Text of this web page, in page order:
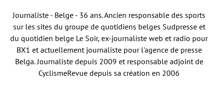
Journaliste - Belge - 36 ans. Ancien responsable des sports
sur les sites du groupe de quotidiens belges Sudpresse et
du quotidien belge Le Soir, ex-journaliste web et radio pour
BX1 et actuellement journaliste pour l'agence de presse
Belga. Journaliste depuis 2009 et responsable adjoint de
CyclismeRevue depuis sa création en 2006